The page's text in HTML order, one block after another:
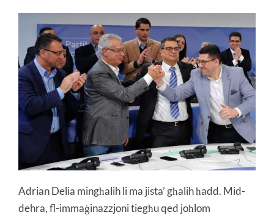
Adrian Delia mingħalih li ma jista’ għalih ħadd. Mid-
dehra, fl-immaġinazzjoni tiegħu qed joħlom